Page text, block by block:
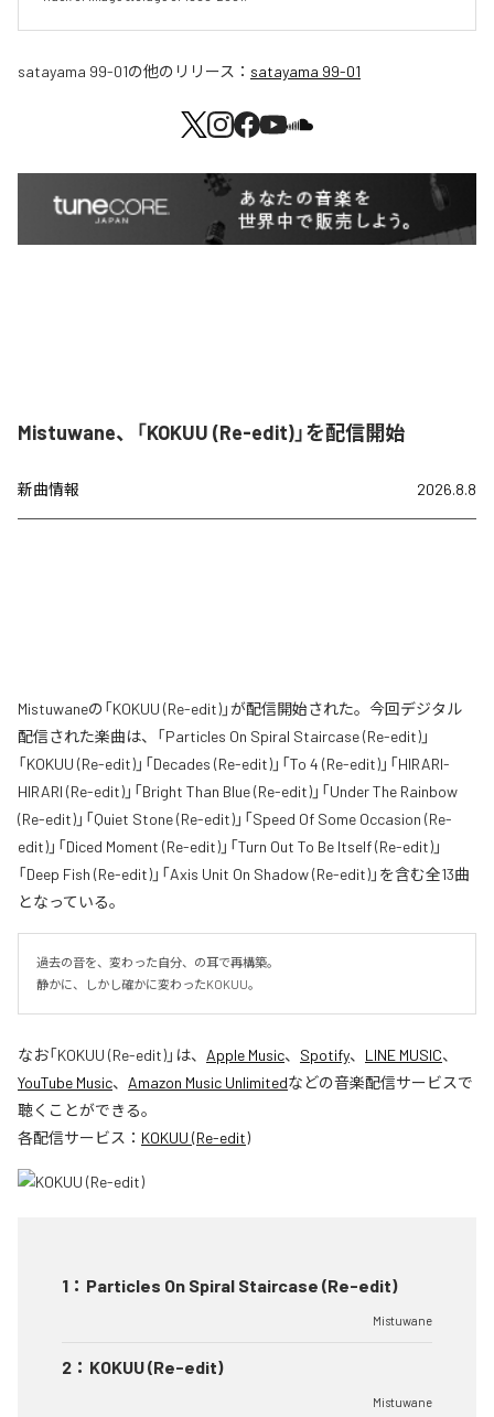
satayama 99-01の他のリリース： satayama 99-01
Mistuwane、「KOKUU (Re-edit)」を配信開始
新曲情報 2026.8.8
Mistuwaneの「KOKUU (Re-edit)」が配信開始された。今回デジタル
配信された楽曲は、「Particles On Spiral Staircase (Re-edit)」
「KOKUU (Re-edit)」「Decades (Re-edit)」「To 4 (Re-edit)」「HIRARI-
HIRARI (Re-edit)」「Bright Than Blue (Re-edit)」「Under The Rainbow
(Re-edit)」「Quiet Stone (Re-edit)」「Speed Of Some Occasion (Re-
edit)」「Diced Moment (Re-edit)」「Turn Out To Be Itself (Re-edit)」
「Deep Fish (Re-edit)」「Axis Unit On Shadow (Re-edit)」を含む全13曲
となっている。
過去の音を、変わった自分、の耳で再構築。
静かに、しかし確かに変わったKOKUU。
なお「KOKUU (Re-edit)」は、 Apple Music、 Spotify、 LINE MUSIC、
YouTube Music、 Amazon Music Unlimitedなどの音楽配信サービスで
聴くことができる。
各配信サービス： KOKUU (Re-edit)
1 ： Particles On Spiral Staircase (Re-edit)
Mistuwane
2 ： KOKUU (Re-edit)
Mistuwane